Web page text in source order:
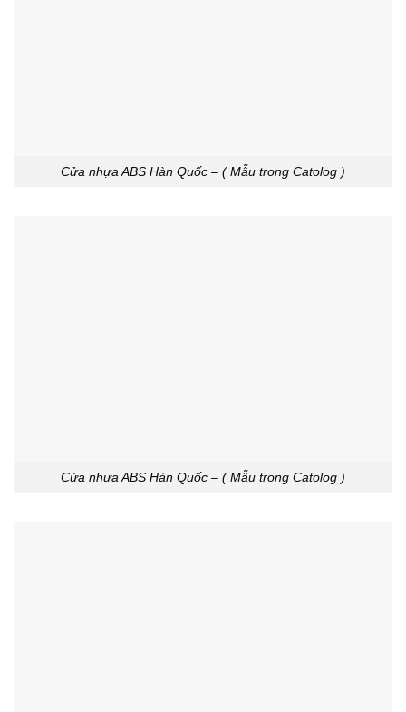
Cửa nhựa ABS Hàn Quốc – ( Mẫu trong Catolog )
Cửa nhựa ABS Hàn Quốc – ( Mẫu trong Catolog )